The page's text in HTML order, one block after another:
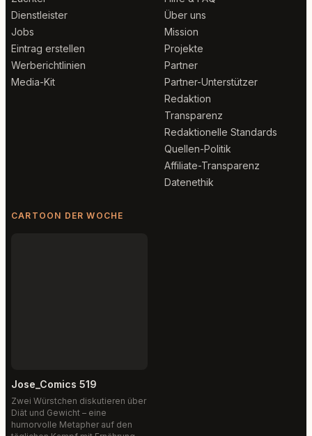
Dienstleister
Jobs
Eintrag erstellen
Werberichtlinien
Media-Kit
Über uns
Mission
Projekte
Partner
Partner-Unterstützer
Redaktion
Transparenz
Redaktionelle Standards
Quellen-Politik
Affiliate-Transparenz
Datenethik
CARTOON DER WOCHE
Jose_Comics 519
Zwei Würstchen diskutieren über
Diät und Gewicht – eine
humorvolle Metapher auf den